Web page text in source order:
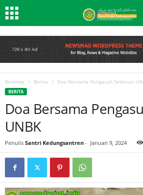
Beranda Berita Doa Bersama Pengasuh Sebelum
BERITA
Doa Bersama
UNBK
Penulis Santri Kedungsantren - Januari 9, 2024